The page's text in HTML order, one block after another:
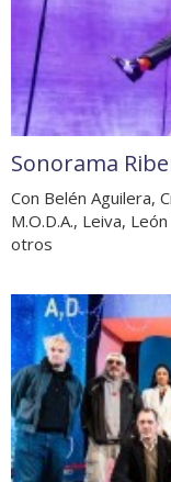
Sonorama
Con Belén Aguilera,
M.O.D.A., Leiva,
otros